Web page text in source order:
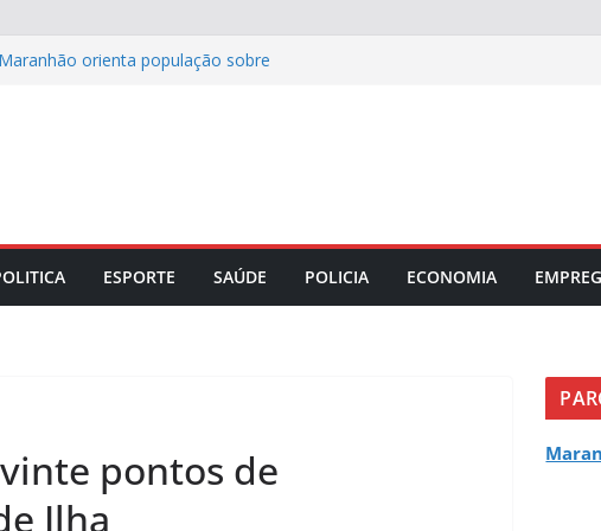
orienta população sobre
para toda a família
hóspedes a desacelerar durante
Bello realiza mais de 30 mil
e zera fila de espera para
ESPORTE SAÚDE POLICIA ECONOMIA
pontos de
Ilha